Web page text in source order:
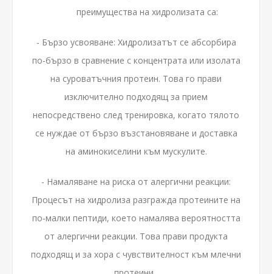
преимущества на хидролизата са:
- Бързо усвояване: Хидролизатът се абсорбира
по-бързо в сравнение с концентрата или изолата
на суроватъчния протеин. Това го прави
изключително подходящ за прием
непосредствено след тренировка, когато тялото
се нуждае от бързо възстановяване и доставка
на аминокиселини към мускулите.
- Намаляване на риска от алергични реакции:
Процесът на хидролиза разгражда протеините на
по-малки пептиди, което намалява вероятността
от алергични реакции. Това прави продукта
подходящ и за хора с чувствителност към млечни